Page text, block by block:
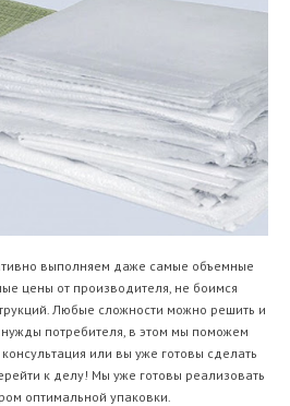
выполняем даже самые объемные
цены от производителя, не боимся
Любые сложности можно решить и
потребителя, в этом мы поможем
или вы уже готовы сделать
к делу! Мы уже готовы реализовать
оптимальной упаковки.